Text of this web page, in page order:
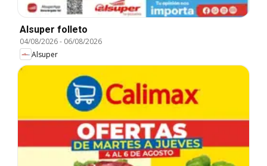
Alsuper folleto
04/08/2026- 06/08/2026
Alsuper